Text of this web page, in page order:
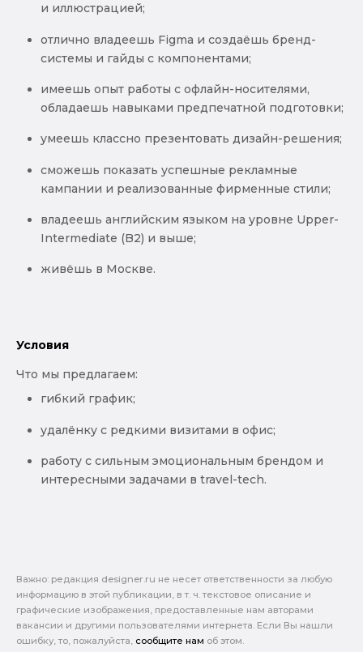
и иллюстрацией;
отлично владеешь Figma и создаёшь бренд-
системы и гайды с компонентами;
имеешь опыт работы с офлайн-носителями,
обладаешь навыками предпечатной подготовки;
умеешь классно презентовать дизайн-решения;
сможешь показать успешные рекламные
кампании и реализованные фирменные стили;
владеешь английским языком на уровне Upper-
Intermediate (B2) и выше;
живёшь в Москве.
Условия
Что мы предлагаем:
гибкий график;
удалёнку с редкими визитами в офис;
работу с сильным эмоциональным брендом и
интересными задачами в travel-tech.
Важно: pедакция designer.ru не несет ответственности за любую
информацию в этой публикации, в т. ч. текстовое описание и
графические изображения, предоставленные нам авторами
вакансии и другими пользователями интернета. Если Вы нашли
ошибку, то, пожалуйста, сообщите нам об этом.